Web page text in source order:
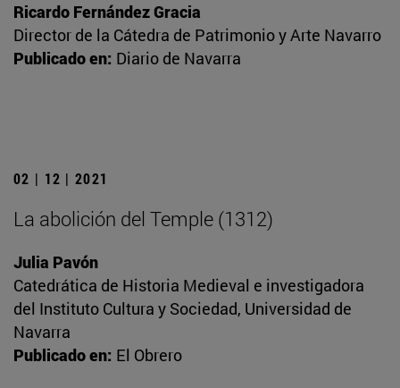
Ricardo Fernández Gracia
Director de la Cátedra de Patrimonio y Arte Navarro
Publicado en: Diario de Navarra
02 | 12 | 2021
La abolición del Temple (1312)
Julia Pavón
Catedrática de Historia Medieval e investigadora
del Instituto Cultura y Sociedad, Universidad de
Navarra
Publicado en: El Obrero